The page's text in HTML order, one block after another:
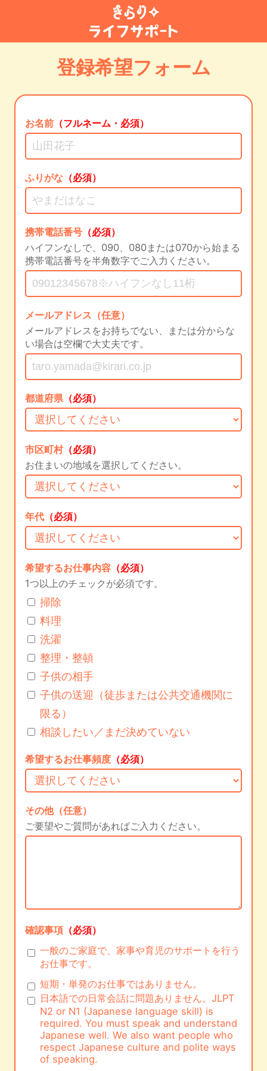
登録希望フォーム
お名前 （フルネーム・必須）
ふりがな （必須）
携帯電話番号 （必須）
ハイフンなしで、090、080または070から始まる
携帯電話番号を半角数字でご入力ください。
メールアドレス（任意）
メールアドレスをお持ちでない、または分からな
い場合は空欄で大丈夫です。
都道府県 （必須）
市区町村（必須）
お住まいの地域を選択してください。
年代 （必須）
希望するお仕事内容 （必須）
1つ以上のチェックが必須です。
掃除
料理
洗濯
整理・整頓
子供の相手
子供の送迎（徒歩または公共交通機関に
限る）
相談したい／まだ決めていない
希望するお仕事頻度 （必須）
その他（任意）
ご要望やご質問があればご入力ください。
確認事項 （必須）
一般のご家庭で、家事や育児のサポートを行う
お仕事です。
短期・単発のお仕事ではありません。
日本語での日常会話に問題ありません。JLPT
N2 or N1 (Japanese language skill) is
required. You must speak and understand
Japanese well. We also want people who
respect Japanese culture and polite ways
of speaking.